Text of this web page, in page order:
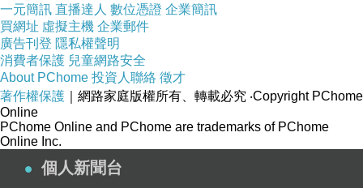
◎ 18 ☆ YOKOHAMA
https://www.youtube.com/watch?
v=panHhgmGUws
◎ 「ハマの永遠番長」三浦大輔投手 引退セレモニ
ー動画
https://www.youtube.com/watch?v=bFvwerOfSbU
一元簡訊 直播達人 數位憑證 企業簡訊
買網址 虛擬主機 企業郵件
廣告刊登 隱私權聲明
消費者保護 兒童網路安全
About PChome 投資人聯絡 徵才
著作權保護 ｜網路家庭版權所有、轉載必究 ‧Copyright PChome
Online
PChome Online and PChome are trademarks of PChome
Online Inc.
個人新聞台